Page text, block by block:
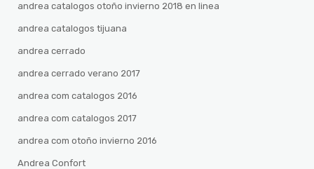
andrea catalogos otoño invierno 2018 en linea
andrea catalogos tijuana
andrea cerrado
andrea cerrado verano 2017
andrea com catalogos 2016
andrea com catalogos 2017
andrea com otoño invierno 2016
Andrea Confort